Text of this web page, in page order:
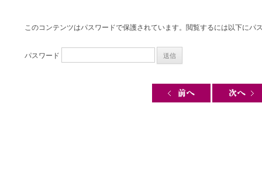
このコンテンツはパスワードで保護されています。閲覧するには以下にパ
パスワード